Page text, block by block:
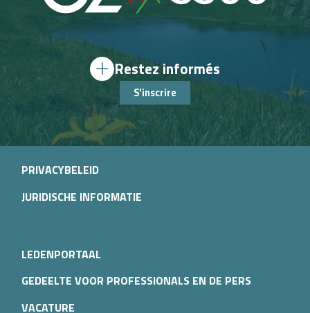
Restez informés
S'inscrire
PRIVACYBELEID
JURIDISCHE INFORMATIE
LEDENPORTAAL
GEDEELTE VOOR PROFESSIONALS EN DE PERS
VACATURE